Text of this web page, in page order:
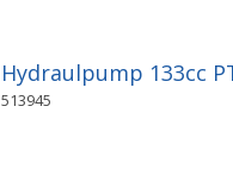
Hydraulpump 133cc
513945